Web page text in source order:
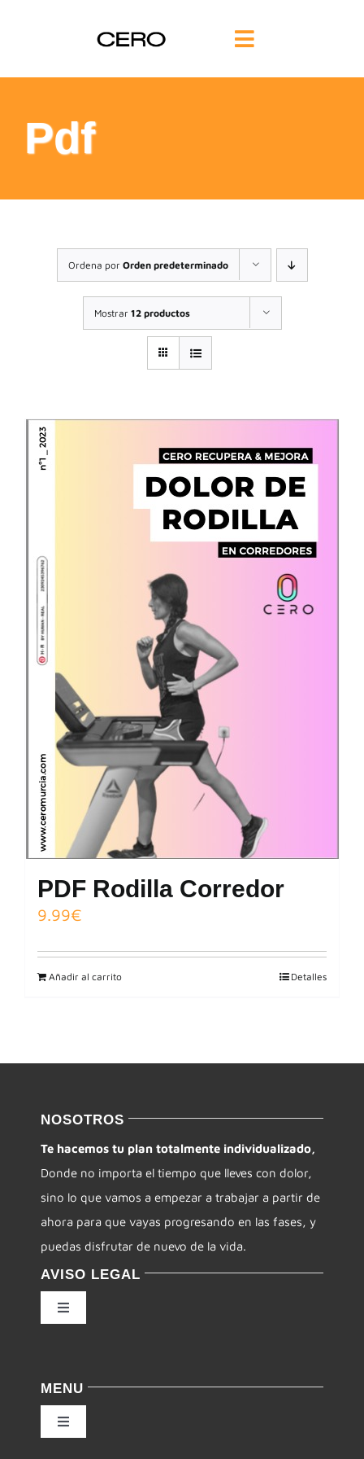
Toggle
Navigation
FILOSOFÍA
TE AYUDAMOS
FORMACIÓN
COMUNIDAD
CONTACTO
Pdf
Ordena por Orden predeterminado
Mostrar 12 productos
PDF Rodilla Corredor
9.99€
Añadir al carrito Detalles
NOSOTROS
Te hacemos tu plan totalmente individualizado,
Donde no importa el tiempo que lleves con dolor,
sino lo que vamos a empezar a trabajar a partir de
ahora para que vayas progresando en las fases, y
puedas disfrutar de nuevo de la vida.
AVISO LEGAL
Toggle
Navigation
Condiciones de uso
MENU
Toggle
Navigation